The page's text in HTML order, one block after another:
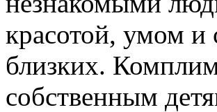
красотой, умом и
близких.
собственным